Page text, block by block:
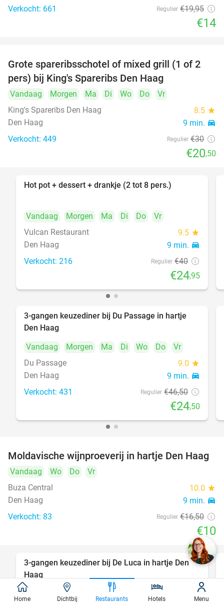
Verkocht: 661 Regulier €19,95
€14
32%
Grote spareribsschotel of mixed grill (1 of 2
pers) bij King's Spareribs Den Haag
Vandaag Morgen Ma Di Wo Do
Vr
King's Spareribs Den Haag
8.5 star
Den Haag 9 min. directions_car
Verkocht: 449 Regulier €30
€20,50
Hot pot + dessert + drankje (2 tot 8 pers.)
Vandaag Morgen Ma Di Do
Vr
Vulcan Restaurant
9.5 star
Den Haag 9 min. directions_car
Verkocht: 216 Regulier €40
€24,95
47%
3-gangen keuzediner bij Du Passage in hartje
Den Haag
Vandaag
Morgen Ma Di Wo Do
Vr
Du Passage
9.0 star
Den Haag 9 min. directions_car
Verkocht: 431 Regulier €46,50
€24,50
39%
Moldavische wijnproeverij in hartje Den Haag
Vandaag Wo Do
Vr
Buza Central
10.0 star
Den Haag 9 min. directions_car
Verkocht: 83 Regulier €16,50
€10
47%
3-gangen keuzediner bij De Luca in hartje Den
Haag
Vandaag
Morgen Ma
Home Dichtbij Restaurants Hotels Menu